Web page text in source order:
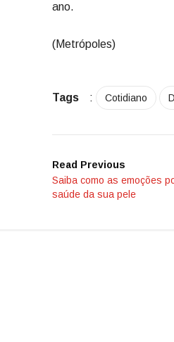
ano.
(Metrópoles)
Tags : Cotidiano
Read Previous
Saiba como as emoções
saúde da sua pele